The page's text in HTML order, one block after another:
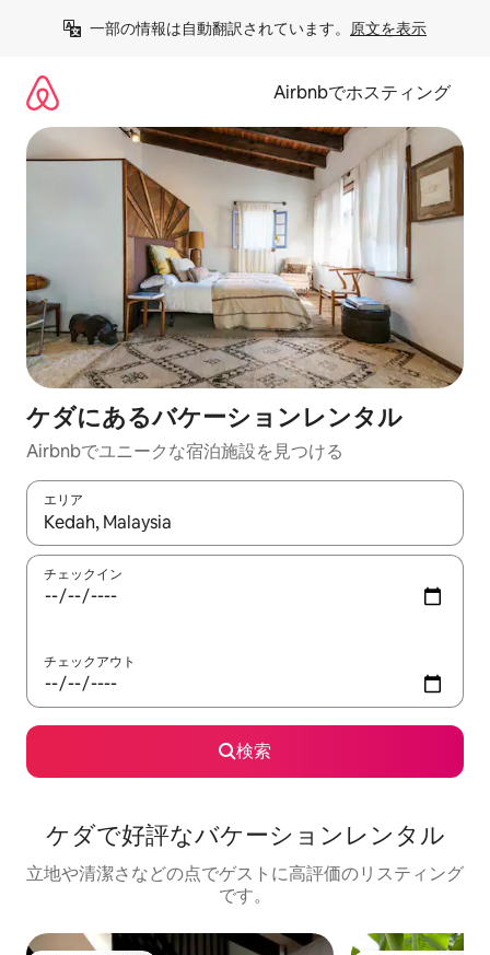
一部の情報は自動翻訳されています。 原文を表示
Airbnbでホスティング
ケダにあるバケーションレンタル
Airbnbでユニークな宿泊施設を見つける
エリア
検索結果が表示されたら、上下の矢印キーを使って移動するか
チェックイン
チェックアウト
検索
ケダで好評なバケーションレンタル
立地や清潔さなどの点でゲストに高評価のリスティング
です。